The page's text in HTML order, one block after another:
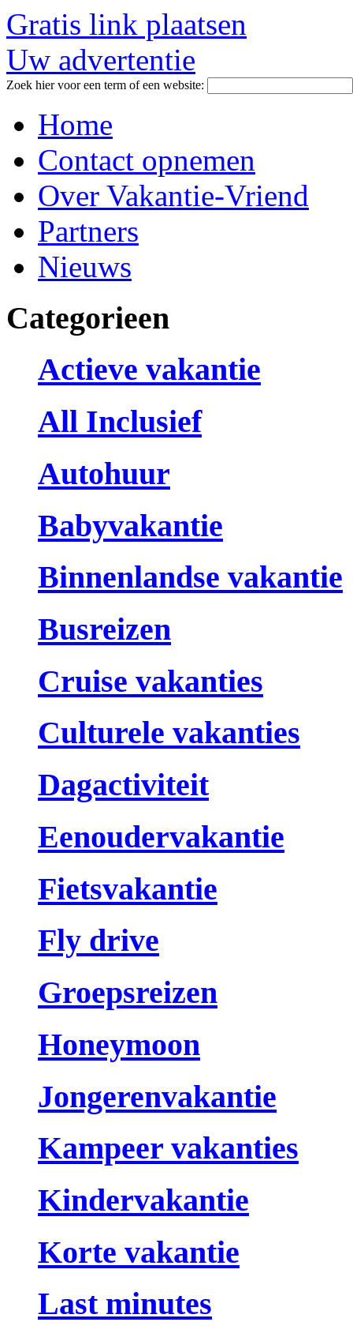
Gratis link plaatsen
Uw advertentie
Zoek hier voor een term of een website:
Home
Contact opnemen
Over Vakantie-Vriend
Partners
Nieuws
Categorieen
Actieve vakantie
All Inclusief
Autohuur
Babyvakantie
Binnenlandse vakantie
Busreizen
Cruise vakanties
Culturele vakanties
Dagactiviteit
Eenoudervakantie
Fietsvakantie
Fly drive
Groepsreizen
Honeymoon
Jongerenvakantie
Kampeer vakanties
Kindervakantie
Korte vakantie
Last minutes